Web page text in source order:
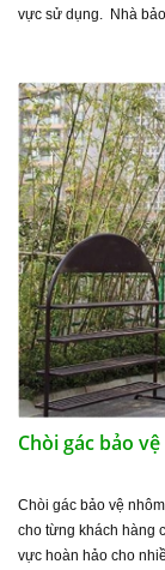
vực sử dụng. Nhà
Chòi gác bảo vệ
Chòi gác bảo vệ
cho từng khách hàng
vực hoàn hảo cho